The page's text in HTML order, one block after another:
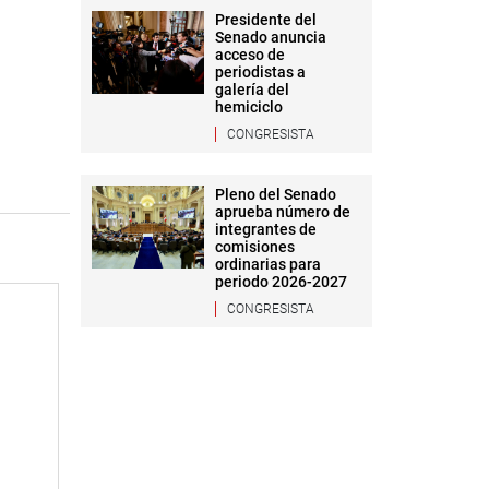
Presidente del
Senado anuncia
acceso de
periodistas a
galería del
hemiciclo
CONGRESISTA
Pleno del Senado
aprueba número de
integrantes de
comisiones
ordinarias para
periodo 2026-2027
CONGRESISTA